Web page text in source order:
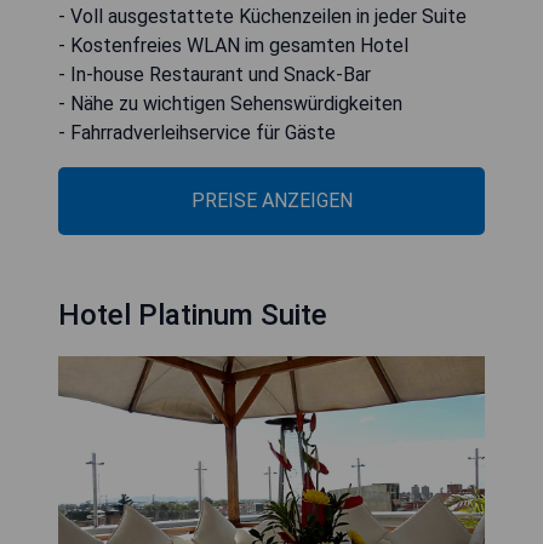
- Voll ausgestattete Küchenzeilen in jeder Suite
- Kostenfreies WLAN im gesamten Hotel
- In-house Restaurant und Snack-Bar
- Nähe zu wichtigen Sehenswürdigkeiten
- Fahrradverleihservice für Gäste
PREISE ANZEIGEN
Hotel Platinum Suite